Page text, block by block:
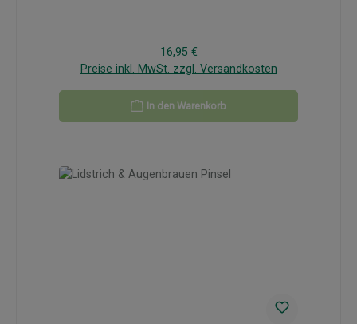
Regulärer Preis:
16,95 €
Preise inkl. MwSt. zzgl. Versandkosten
In den Warenkorb